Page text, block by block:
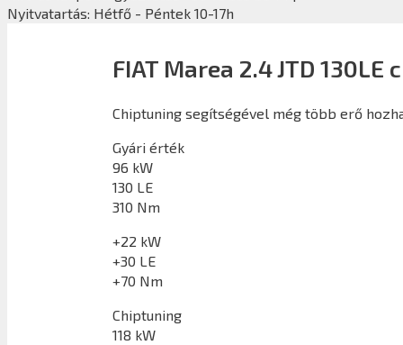
Nyitvatartás: Hétfő - Péntek 10-17h
FIAT Marea 2.4 JTD
Chiptuning segítségével még több erő
Gyári érték
96 kW
130 LE
310 Nm
+22 kW
+30 LE
+70 Nm
Chiptuning
118 kW